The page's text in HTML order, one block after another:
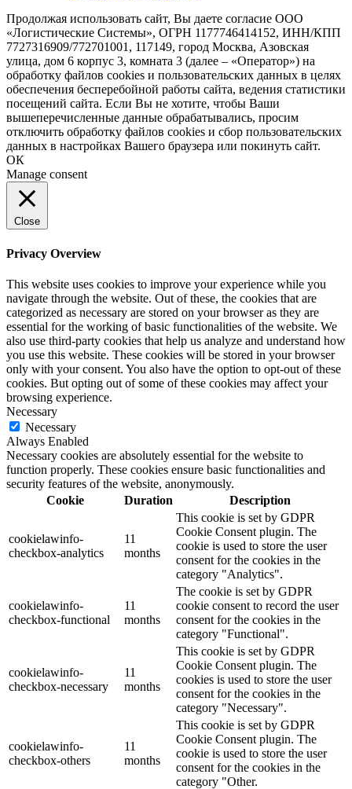
Продолжая использовать сайт, Вы даете согласие ООО
«Логистические Системы», ОГРН 1177746414152, ИНН/КПП
7727316909/772701001, 117149, город Москва, Азовская
улица, дом 6 корпус 3, комната 3 (далее – «Оператор») на
обработку файлов cookies и пользовательских данных в целях
обеспечения бесперебойной работы сайта, ведения статистики
посещений сайта. Если Вы не хотите, чтобы Ваши
вышеперечисленные данные обрабатывались, просим
отключить обработку файлов cookies и сбор пользовательских
данных в настройках Вашего браузера или покинуть сайт.
ОК
Manage consent
Close
Privacy Overview
This website uses cookies to improve your experience while you
navigate through the website. Out of these, the cookies that are
categorized as necessary are stored on your browser as they are
essential for the working of basic functionalities of the website. We
also use third-party cookies that help us analyze and understand how
you use this website. These cookies will be stored in your browser
only with your consent. You also have the option to opt-out of these
cookies. But opting out of some of these cookies may affect your
browsing experience.
Necessary
Necessary
Always Enabled
Necessary cookies are absolutely essential for the website to
function properly. These cookies ensure basic functionalities and
security features of the website, anonymously.
Cookie
Duration Description
cookielawinfo-
checkbox-analytics
11
months
This cookie is set by GDPR
Cookie Consent plugin. The
cookie is used to store the user
consent for the cookies in the
category "Analytics".
cookielawinfo-
checkbox-functional
11
months
The cookie is set by GDPR
cookie consent to record the user
consent for the cookies in the
category "Functional".
cookielawinfo-
checkbox-necessary
11
months
This cookie is set by GDPR
Cookie Consent plugin. The
cookies is used to store the user
consent for the cookies in the
category "Necessary".
cookielawinfo-
checkbox-others
11
months
This cookie is set by GDPR
Cookie Consent plugin. The
cookie is used to store the user
consent for the cookies in the
category "Other.